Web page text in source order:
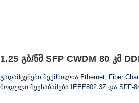
1.25 Გბ/წმ SFP CWDM 80 Კმ
გადამცემები შექმნილია Ethernet, Fiber
მოდული შეესაბამება IEEE802.3Z და SFF-